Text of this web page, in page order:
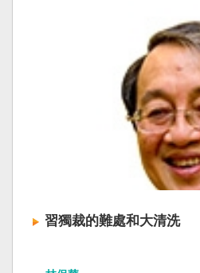
習獨裁的難處和大清洗